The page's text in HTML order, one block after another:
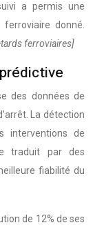
a permis une
donné.
ferroviaires]
des données de
La détection
interventions de
traduit par des
fiabilité du
de 12% de ses